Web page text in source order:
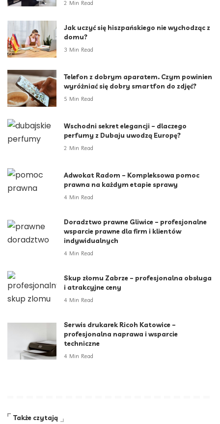
2 Min Read
Jak uczyć się hiszpańskiego nie wychodząc z
domu?
3 Min Read
Telefon z dobrym aparatem. Czym powinien
wyróżniać się dobry smartfon do zdjęć?
5 Min Read
Wschodni sekret elegancji – dlaczego
perfumy z Dubaju uwodzą Europę?
2 Min Read
Adwokat Radom – Kompleksowa pomoc
prawna na każdym etapie sprawy
4 Min Read
Doradztwo prawne Gliwice – profesjonalne
wsparcie prawne dla firm i klientów
indywidualnych
4 Min Read
Skup złomu Zabrze – profesjonalna obsługa
i atrakcyjne ceny
4 Min Read
Serwis drukarek Ricoh Katowice –
profesjonalna naprawa i wsparcie
techniczne
4 Min Read
Także czytają